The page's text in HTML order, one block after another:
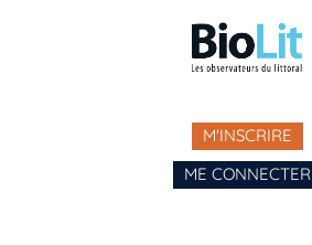
M'INSCRIRE
ME CONNECTER